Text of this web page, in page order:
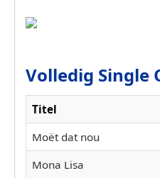
Volledig Single
Titel
Moët dat nou
Mona Lisa